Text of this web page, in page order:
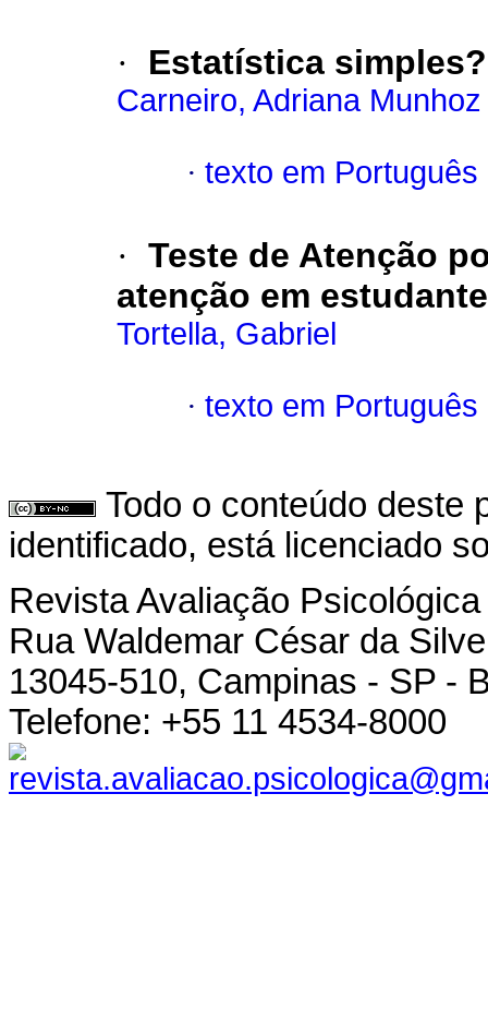
· Estatística simples?
Carneiro, Adriana Munhoz
· texto em Português
· Teste de Atenção
atenção em
Tortella, Gabriel
· texto em Português
Todo o conteúdo deste
identificado, está licenciado
Revista Avaliação Psicológica
Rua Waldemar César da
13045-510, Campinas - SP -
Telefone: +55 11 4534-8000